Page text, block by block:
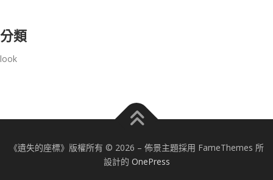
分類
look
《遺失的座標》版權所有 © 2026 – 佈景主題採用 FameThemes 所
設計的 OnePress